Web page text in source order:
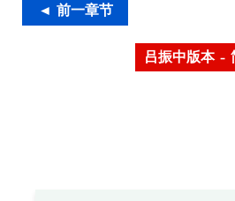
◄ 前一章节
吕振中版本 –